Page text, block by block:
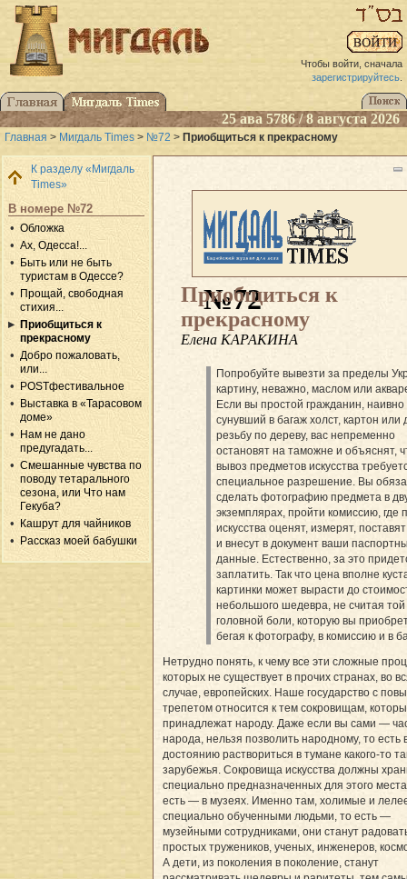
Чтобы войти, сначала
зарегистрируйтесь.
25 ава 5786 / 8 августа 2026
Главная > Мигдаль Times > №72 > Приобщиться к прекрасному
К разделу «Мигдаль
Times»
В номере №72
Обложка
Ах, Одесса!...
Быть или не быть
туристам в Одессе?
Прощай, свободная
стихия...
Приобщиться к
прекрасному
Добро пожаловать,
или...
POSTфестивальное
Выставка в «Тарасовом
доме»
Нам не дано
предугадать...
Смешанные чувства по
поводу тетарального
сезона, или Что нам
Гекуба?
Кашрут для чайников
Рассказ моей бабушки
№72
Приобщиться к
прекрасному
Елена КАРАКИНА
Попробуйте вывезти за пределы
картину, неважно, маслом или
Если вы простой гражданин, наивно
сунувший в багаж холст, картон или
резьбу по дереву, вас непременно
остановят на таможне и объяснят,
вывоз предметов искусства
специальное разрешение. Вы
сделать фотографию предмета в
экземплярах, пройти комиссию, где
искусства оценят, измерят,
и внесут в документ ваши
данные. Естественно, за это
заплатить. Так что цена вполне
картинки может вырасти до
небольшого шедевра, не считая той
головной боли, которую вы
бегая к фотографу, в комиссию и в
Нетрудно понять, к чему все эти сложные
которых не существует в прочих странах, во
случае, европейских. Наше государство с
трепетом относится к тем сокровищам,
принадлежат народу. Даже если вы сами —
народа, нельзя позволить народному, то есть
достоянию раствориться в тумане какого-то
зарубежья. Сокровища искусства должны
специально предназначенных для этого
есть — в музеях. Именно там, холимые и
специально обученными людьми, то есть —
музейными сотрудниками, они станут
простых тружеников, ученых, инженеров,
А дети, из поколения в поколение, станут